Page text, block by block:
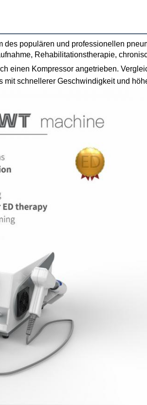
einen Kompressor angetrieben.
schnellerer Geschwindigkeit und